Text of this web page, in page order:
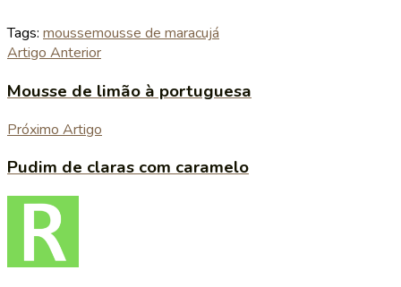
Tags: moussemousse de maracujá
Artigo Anterior
Mousse de limão à portuguesa
Próximo Artigo
Pudim de claras com caramelo